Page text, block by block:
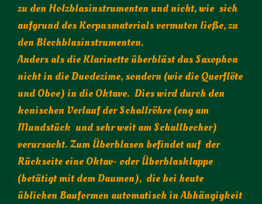
zu den Holzblasinstrumenten und nicht, wie sich
aufgrund des Korpusmaterials vermuten ließe, zu
den Blechblasinstrumenten.
Anders als die Klarinette überbläst das Saxophon
nicht in die Duodezime, sondern (wie die Querflöte
und Oboe) in die Oktave. Dies wird durch den
konischen Verlauf der Schallröhre (eng am
Mundstück und sehr weit am Schallbecher)
verursacht. Zum Überblasen befindet auf der
Rückseite eine Oktav- oder Überblasklappe
(betätigt mit dem Daumen), die bei heute
üblichen Bauformen automatisch in Abhängigkeit